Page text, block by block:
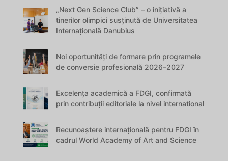
„Next Gen Science Club” – o inițiativă a
tinerilor olimpici susținută de Universitatea
Internațională Danubius
Noi oportunități de formare prin programele
de conversie profesională 2026–2027
Excelența academică a FDGI, confirmată
prin contribuții editoriale la nivel international
Recunoaștere internațională pentru FDGI în
cadrul World Academy of Art and Science